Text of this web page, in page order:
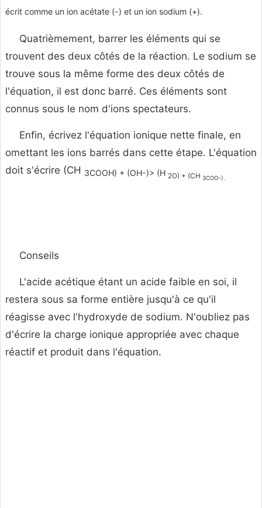
écrit comme un ion acétate (-) et un ion sodium (+).
Quatrièmement, barrer les éléments qui se
trouvent des deux côtés de la réaction. Le sodium se
trouve sous la même forme des deux côtés de
l'équation, il est donc barré. Ces éléments sont
connus sous le nom d'ions spectateurs.
Enfin, écrivez l'équation ionique nette finale, en
omettant les ions barrés dans cette étape. L'équation
doit s'écrire (CH 3COOH) + (OH-)> (H 2O) + (CH 3COO-).
Conseils
L'acide acétique étant un acide faible en soi, il
restera sous sa forme entière jusqu'à ce qu'il
réagisse avec l'hydroxyde de sodium. N'oubliez pas
d'écrire la charge ionique appropriée avec chaque
réactif et produit dans l'équation.